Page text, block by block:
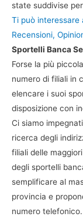
state suddivise
Ti può interessare
Recensioni,
Sportelli Banca
Forse la più
numero di filiali in
elencare i suoi
disposizione con
Ci siamo
ricerca degli
filiali delle
degli sportelli
semplificare al
provincia e
numero